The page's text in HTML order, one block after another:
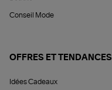
Conseil Mode
OFFRES ET TENDANCES
Idées Cadeaux